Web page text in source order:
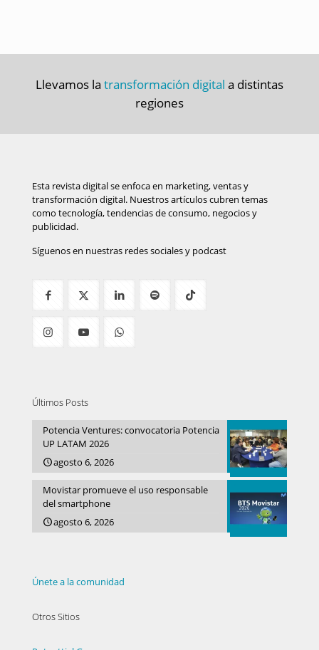
Llevamos la transformación digital a distintas
regiones
Esta revista digital se enfoca en marketing, ventas y
transformación digital. Nuestros artículos cubren temas
como tecnología, tendencias de consumo, negocios y
publicidad.
Síguenos en nuestras redes sociales y podcast
Últimos Posts
Potencia Ventures: convocatoria Potencia
UP LATAM 2026
agosto 6, 2026
Movistar promueve el uso responsable
del smartphone
agosto 6, 2026
Únete a la comunidad
Otros Sitios